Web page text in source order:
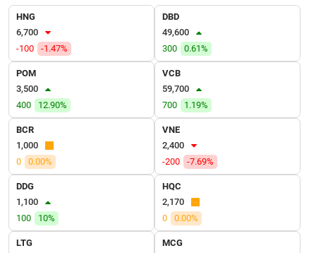
HNG
6,700
-100
-1.47%
DBD
49,600
300
0.61%
POM
3,500
400
12.90%
VCB
59,700
700
1.19%
BCR
1,000
0
0.00%
VNE
2,400
-200
-7.69%
DDG
1,100
100
10%
HQC
2,170
0
0.00%
LTG
MCG
VỤ
TRUYỀN
THÔNG
TIỆN
ÍCH
BẤT
ĐỘNG
SẢN